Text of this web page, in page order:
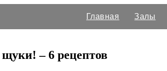
Главная Залы
– 6 рецептов